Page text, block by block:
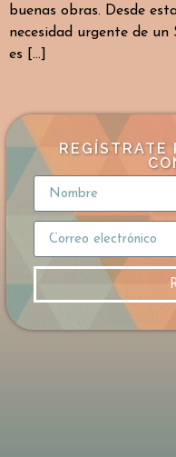
buenas obras. Desde
necesidad urgente de
es […]
REGÍSTRATE